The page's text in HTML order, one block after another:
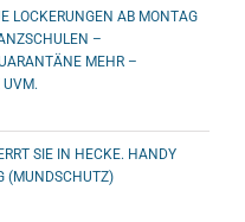
LOCKERUNGEN AB MONTAG
–
MEHR –
UVM.
SIE IN HECKE. HANDY
(MUNDSCHUTZ)